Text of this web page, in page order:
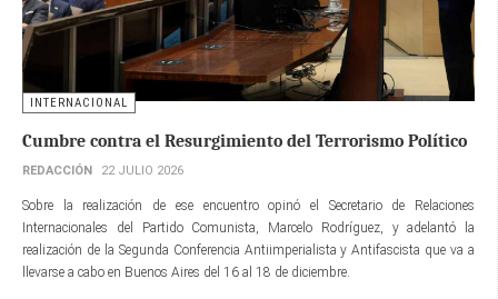
INTERNACIONAL
Cumbre contra el Resurgimiento del Terrorismo Político
REDACCIÓN 22 JULIO 2026
Sobre la realización de ese encuentro opinó el Secretario de Relaciones
Internacionales del Partido Comunista, Marcelo Rodríguez, y adelantó la
realización de la Segunda Conferencia Antiimperialista y Antifascista que va a
llevarse a cabo en Buenos Aires del 16 al 18 de diciembre.